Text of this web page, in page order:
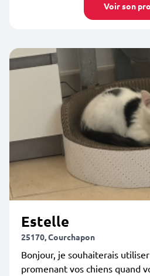
Voir son
Estelle
25170, Courchapon
Bonjour, je souhaiterais
promenant vos chiens quand